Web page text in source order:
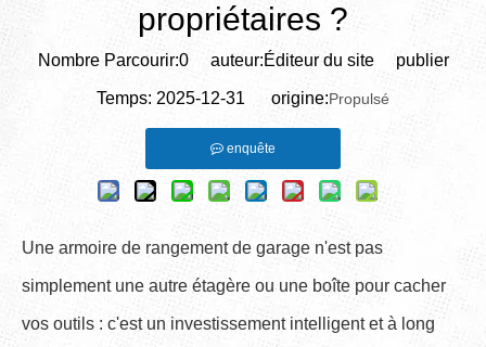
propriétaires ?
Nombre Parcourir:0auteur:Éditeur du site publier
Temps: 2025-12-31 origine:Propulsé
enquête
Une armoire de rangement de garage n'est pas
simplement une autre étagère ou une boîte pour cacher
vos outils : c'est un investissement intelligent et à long